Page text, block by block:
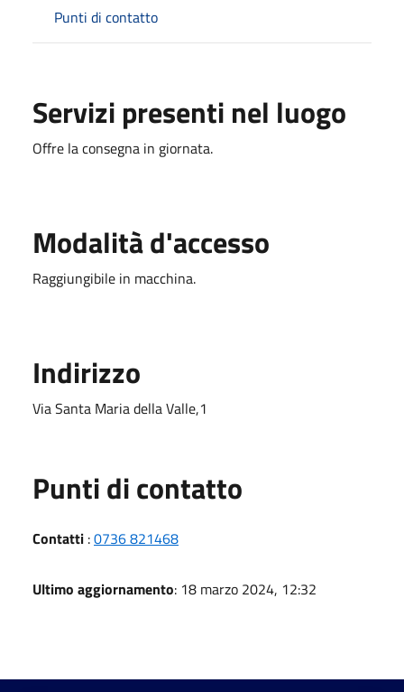
Punti di contatto
Servizi presenti nel luogo
Offre la consegna in giornata.
Modalità d'accesso
Raggiungibile in macchina.
Indirizzo
Via Santa Maria della Valle,1
Punti di contatto
Contatti :0736 821468
Ultimo aggiornamento: 18 marzo 2024, 12:32